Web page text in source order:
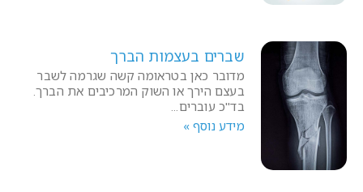
שברים בעצמות הברך
מדובר כאן בטראומה קשה שגרמה לשבר
בעצם הירך או השוק המרכיבים את הברך.
בד"כ עוברים
מידע נוסף »